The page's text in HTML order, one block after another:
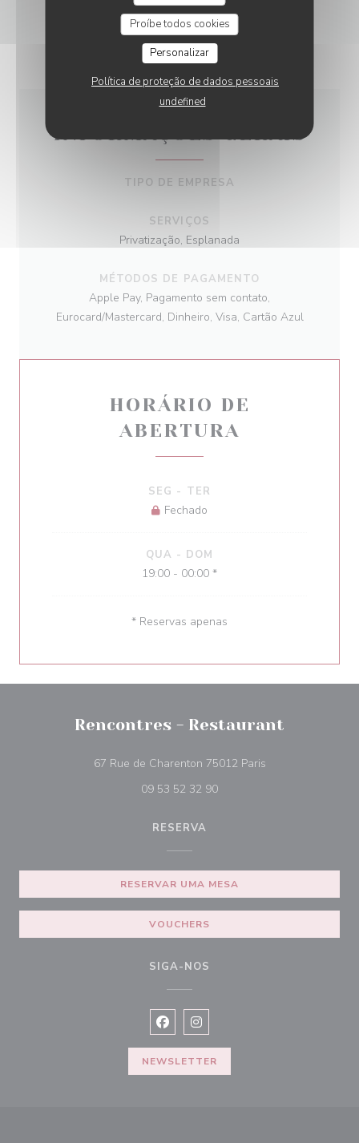
Proíbe todos cookies
Personalizar
Política de proteção de dados pessoais
undefined
INFORMAÇÕES GERAIS
TIPO DE EMPRESA
SERVIÇOS
Privatização, Esplanada
MÉTODOS DE PAGAMENTO
Apple Pay, Pagamento sem contato,
Eurocard/Mastercard, Dinheiro, Visa, Cartão Azul
HORÁRIO DE
ABERTURA
SEG - TER
Fechado
QUA - DOM
19:00 - 00:00 *
* Reservas apenas
Rencontres - Restaurant
67 Rue de Charenton 75012 Paris((abre numa nova
09 53 52 32 90
RESERVA
RESERVAR UMA MESA
VOUCHERS
SIGA-NOS
Facebook ((abre numa nova janela))
Instagram ((abre numa nova
NEWSLETTER